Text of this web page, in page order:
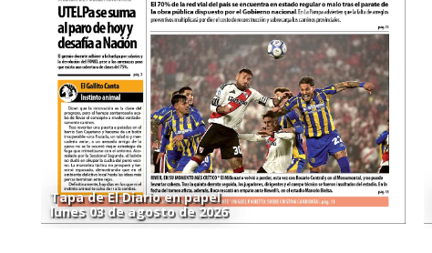
Tapa de El Diario en papel
lunes 03 de agosto de 2026